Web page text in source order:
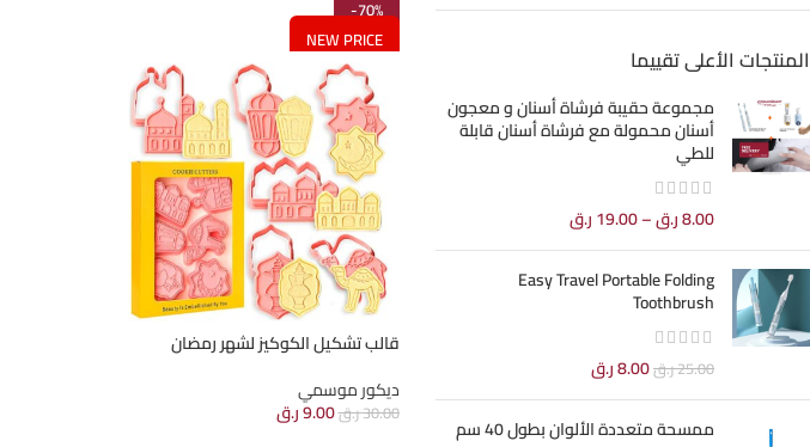
المنتجات الأعلى تقييما
مجموعة حقيبة فرشاة أسنان و معجون
أسنان محمولة مع فرشاة أسنان قابلة
للطي
8.00ر.ق–
19.00ر.ق
Easy Travel Portable Folding
Toothbrush
25.00ر.ق8.00ر.ق
ممسحة متعددة الألوان بطول 40 سم
-70%
NEW PRICE
قالب تشكيل الكوكيز لشهر رمضان
ديكور موسمي
30.00ر.ق9.00ر.ق